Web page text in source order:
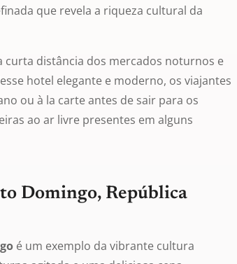
que revela a riqueza cultural da
curta distância dos mercados noturnos e
hotel elegante e moderno, os viajantes
ou à la carte antes de sair para os
ao ar livre presentes em alguns
Domingo, República
é um exemplo da vibrante cultura